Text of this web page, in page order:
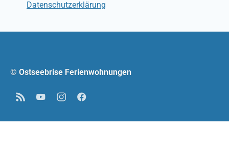
Datenschutzerklärung
© Ostseebrise Ferienwohnungen
RSS YouTubeInstagramFacebook